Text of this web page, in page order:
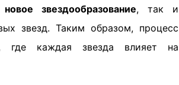
новое звездообразование, так и
звезд. Таким образом, процесс
где каждая звезда влияет на